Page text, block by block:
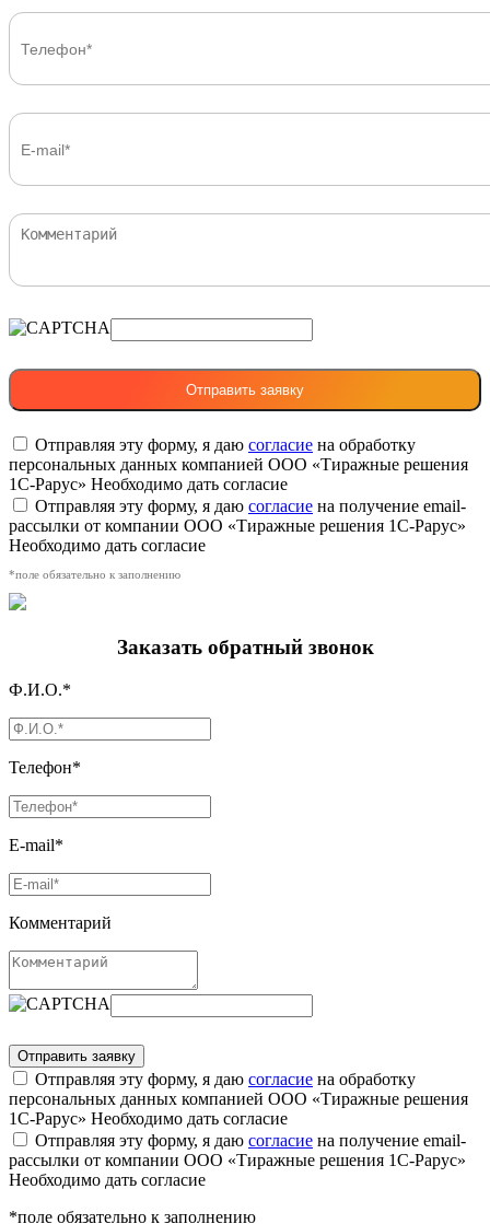
Отправляя эту форму, я даю согласие на обработку
персональных данных компанией ООО «Тиражные решения
1С-Рарус» Необходимо дать согласие
Отправляя эту форму, я даю согласие на получение email-
рассылки от компании ООО «Тиражные решения 1С-Рарус»
Необходимо дать согласие
*поле обязательно к заполнению
Заказать обратный звонок
Ф.И.О.*
Телефон*
E-mail*
Комментарий
Отправляя эту форму, я даю согласие на обработку
персональных данных компанией ООО «Тиражные решения
1С-Рарус» Необходимо дать согласие
Отправляя эту форму, я даю согласие на получение email-
рассылки от компании ООО «Тиражные решения 1С-Рарус»
Необходимо дать согласие
*поле обязательно к заполнению